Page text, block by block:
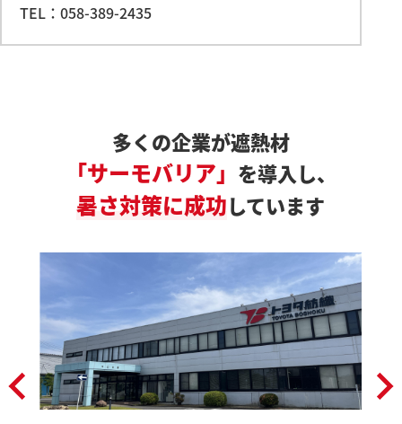
TEL：058-389-2435
多くの企業が遮熱材
「サーモバリア」 を導入し、
暑さ対策に成功しています